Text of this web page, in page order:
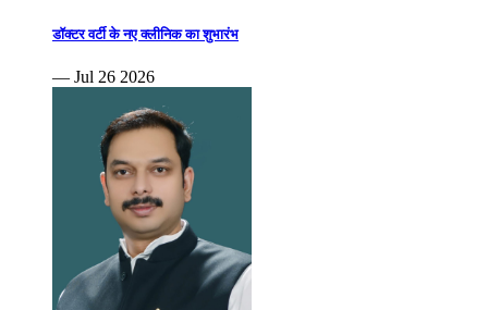
डॉक्टर वर्टी के नए क्लीनिक का शुभारंभ
— Jul 26 2026